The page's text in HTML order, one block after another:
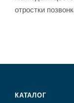
отростки
КАТАЛОГ